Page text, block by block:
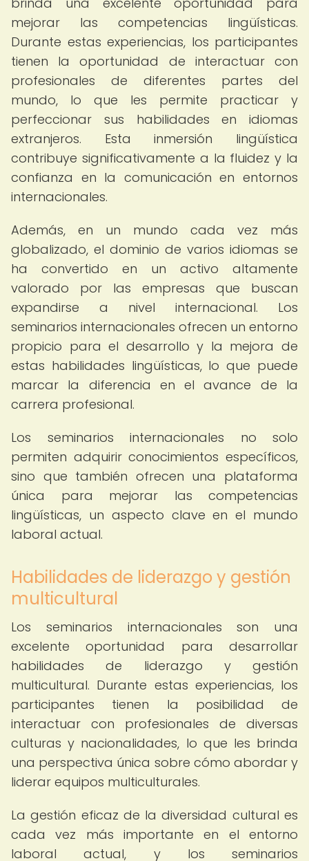
mejorar las competencias lingüísticas.
Durante estas experiencias, los participantes
tienen la oportunidad de interactuar con
profesionales de diferentes partes del
mundo, lo que les permite practicar y
perfeccionar sus habilidades en idiomas
extranjeros. Esta inmersión lingüística
contribuye significativamente a la fluidez y la
confianza en la comunicación en entornos
internacionales.
Además, en un mundo cada vez más
globalizado, el dominio de varios idiomas se
ha convertido en un activo altamente
valorado por las empresas que buscan
expandirse a nivel internacional. Los
seminarios internacionales ofrecen un entorno
propicio para el desarrollo y la mejora de
estas habilidades lingüísticas, lo que puede
marcar la diferencia en el avance de la
carrera profesional.
Los seminarios internacionales no solo
permiten adquirir conocimientos específicos,
sino que también ofrecen una plataforma
única para mejorar las competencias
lingüísticas, un aspecto clave en el mundo
laboral actual.
Habilidades de liderazgo y gestión
multicultural
Los seminarios internacionales son una
excelente oportunidad para desarrollar
habilidades de liderazgo y gestión
multicultural. Durante estas experiencias, los
participantes tienen la posibilidad de
interactuar con profesionales de diversas
culturas y nacionalidades, lo que les brinda
una perspectiva única sobre cómo abordar y
liderar equipos multiculturales.
La gestión eficaz de la diversidad cultural es
cada vez más importante en el entorno
laboral actual, y los seminarios